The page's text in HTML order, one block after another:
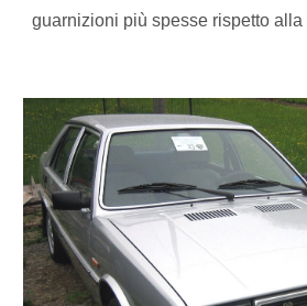
guarnizioni più spesse rispetto alla